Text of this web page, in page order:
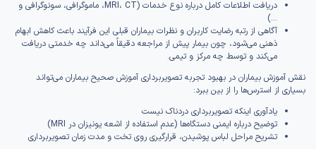
دریافت اطلاعات کامل درباره نوع خدمات (MRI، CT، ماموگرافی، سونوگرافی و
...)
آگاهی از رتبه رضایت کاربران و نظرات بیماران قبلی این فرآیند باعث کاهش ابهام
ذهنی می‌شود، چون بیمار پیش از مراجعه دقیقاً می‌داند چه خدمتی دریافت
می‌کند و توسط چه مرکز و تیمی.
نقش آموزش بیماران در بهبود تجربه تصویربرداری آموزش صحیح بیماران می‌تواند
بسیاری از استرس‌ها را از بین ببرد:
یادآوری اینکه تصویربرداری دردناک نیست
توضیح درباره ایمنی دستگاه‌ها (عدم استفاده از اشعه یونیزان در MRI)
تشریح مراحل لباس پوشیدن، قرارگیری روی تخت و مدت زمان تصویربرداری